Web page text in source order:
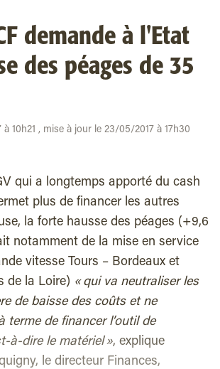
demande à l'Etat
des péages de 35
10h21 , mise à jour le 23/05/2017 à 17h30
qui a longtemps apporté du cash
plus de financer les autres
la forte hausse des péages (+9,6
notamment de la mise en service
vitesse Tours – Bordeaux et
de la Loire) « qui va neutraliser les
de baisse des coûts et ne
terme de financer l’outil de
à-dire le matériel », explique
le directeur Finances,